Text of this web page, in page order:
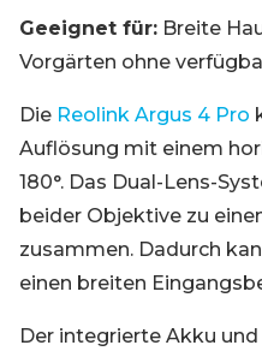
Geeignet für: Breite
Vorgärten ohne
Die Reolink Argus 4 Pro
Auflösung mit einem
180°. Das Dual-Lens-
beider Objektive zu
zusammen. Dadurch
einen breiten
Der integrierte Akku